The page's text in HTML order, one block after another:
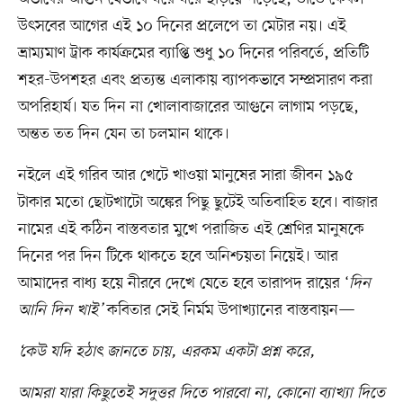
উৎসবের আগের এই ১০ দিনের প্রলেপে তা মেটার নয়। এই
ভ্রাম্যমাণ ট্রাক কার্যক্রমের ব্যাপ্তি শুধু ১০ দিনের পরিবর্তে, প্রতিটি
শহর-উপশহর এবং প্রত্যন্ত এলাকায় ব্যাপকভাবে সম্প্রসারণ করা
অপরিহার্য। যত দিন না খোলাবাজারের আগুনে লাগাম পড়ছে,
অন্তত তত দিন যেন তা চলমান থাকে।
নইলে এই গরিব আর খেটে খাওয়া মানুষের সারা জীবন ১৯৫
টাকার মতো ছোটখাটো অঙ্কের পিছু ছুটেই অতিবাহিত হবে। বাজার
নামের এই কঠিন বাস্তবতার মুখে পরাজিত এই শ্রেণির মানুষকে
দিনের পর দিন টিকে থাকতে হবে অনিশ্চয়তা নিয়েই। আর
আমাদের বাধ্য হয়ে নীরবে দেখে যেতে হবে তারাপদ রায়ের ‘দিন
আনি দিন খাই’কবিতার সেই নির্মম উপাখ্যানের বাস্তবায়ন—
‘কেউ যদি হঠাৎ জানতে চায়, এরকম একটা প্রশ্ন করে,
আমরা যারা কিছুতেই সদুত্তর দিতে পারবো না, কোনো ব্যাখ্যা দিতে